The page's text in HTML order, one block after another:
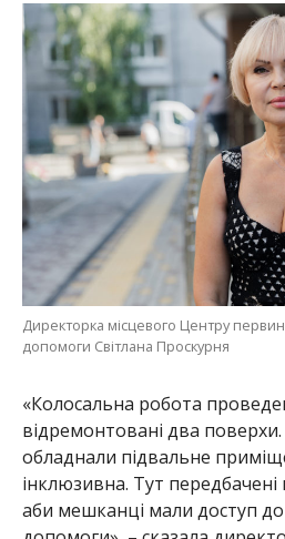
Директорка місцевого Центру
допомоги Світлана Проскурня
«Колосальна робота
відремонтовані два поверхи.
інклюзивна. Тут передбачені
аби мешканці мали доступ до
допомоги», – сказала
Центру первинної медико-
Світлана Проскурня.